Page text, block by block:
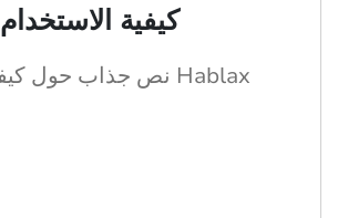
كيفية الاستخدام
نص جذاب حول كيفية عمل Hablax